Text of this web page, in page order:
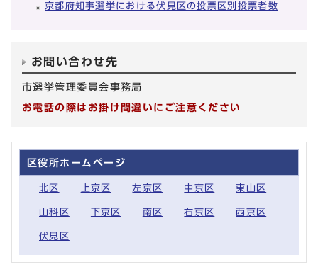
京都府知事選挙における伏見区の投票区別投票者数
お問い合わせ先
市選挙管理委員会事務局
お電話の際はお掛け間違いにご注意ください
区役所ホームページ
北区 上京区 左京区 中京区 東山区
山科区 下京区 南区 右京区 西京区
伏見区